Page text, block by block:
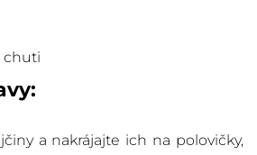
chuti
a nakrájajte ich na polovičky,